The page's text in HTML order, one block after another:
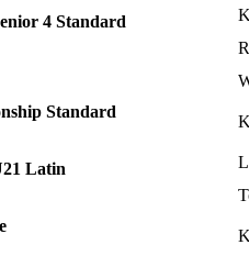
4 Standard
Standard
Latin